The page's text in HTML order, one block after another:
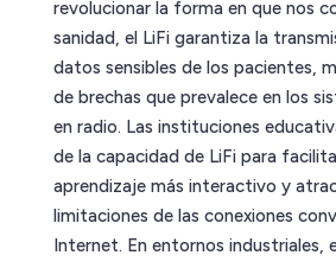
revolucionar la forma en que nos
sanidad, el LiFi garantiza la
datos sensibles de los pacientes,
de brechas que prevalece en los
en radio. Las instituciones
de la capacidad de LiFi para
aprendizaje más interactivo y
limitaciones de las conexiones
Internet. En entornos industriales,